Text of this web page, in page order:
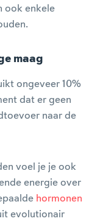
ook enkele
maag
ongeveer 10%
dat er geen
naar de
voel je je ook
energie over
hormonen
evolutionair